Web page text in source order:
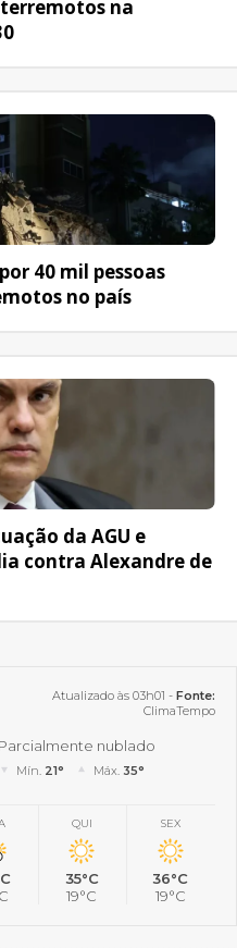
na
40 mil pessoas
no país
da AGU e
contra Alexandre de
Atualizado às 03h01 - Fonte:
ClimaTempo
Parcialmente nublado
Mín. 21° Máx. 35°
QUI
35°C
19°C
SEX
36°C
19°C